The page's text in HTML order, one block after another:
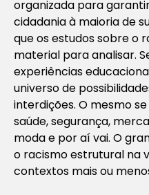
organizada para
cidadania à maioria de
que os estudos sobre o
material para analisar.
experiências
universo de
interdições. O mesmo
saúde, segurança,
moda e por aí vai. O
o racismo estrutural na
contextos mais ou